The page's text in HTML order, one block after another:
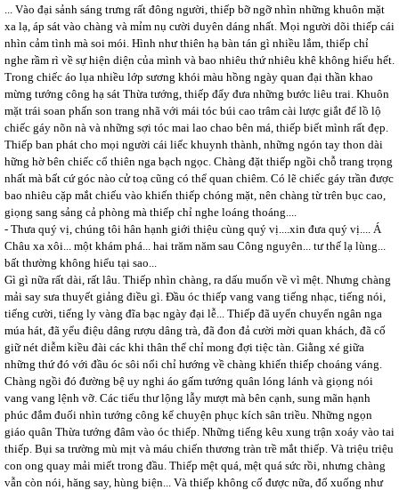
... Vào đại sảnh sáng trưng rất đông người, thiếp bỡ ngỡ nhìn những khuôn mặt
xa lạ, áp sát vào chàng và mỉm nụ cười duyên dáng nhất. Mọi người dõi thiếp cái
nhìn cảm tình mà soi mói. Hình như thiên hạ bàn tán gì nhiều lắm, thiếp chỉ
nghe rầm rì về sự hiện diện của mình và bao nhiêu thứ nhiêu khê không hiểu hết.
Trong chiếc áo lụa nhiều lớp sương khói màu hồng ngày quan đại thần khao
mừng tướng công hạ sát Thừa tướng, thiếp đẩy đưa những bước liêu trai. Khuôn
mặt trái soan phấn son trang nhã với mái tóc búi cao trâm cài lược giắt để lồ lộ
chiếc gáy nõn nà và những sợi tóc mai lao chao bên má, thiếp biết mình rất đẹp.
Thiếp ban phát cho mọi người cái liếc khuynh thành, những ngón tay thon dài
hững hờ bên chiếc cổ thiên nga bạch ngọc. Chàng đặt thiếp ngồi chỗ trang trọng
nhất mà bất cứ góc nào cử toạ cũng có thể quan chiêm. Có lẽ chiếc gáy trần được
bao nhiêu cặp mắt chiếu vào khiến thiếp chóng mặt, nên chàng từ trên bục cao,
giọng sang sảng cả phòng mà thiếp chỉ nghe loáng thoáng....
- Thưa quý vị, chúng tôi hân hạnh giới thiệu cùng quý vị....xin đưa quý vị.... Á
Châu xa xôi... một khám phá... hai trăm năm sau Công nguyên... tư thế lạ lùng...
bất thường không hiểu tại sao...
Gì gì nữa rất dài, rất lâu. Thiếp nhìn chàng, ra dấu muốn về vì mệt. Nhưng chàng
mải say sưa thuyết giảng điều gì. Đầu óc thiếp vang vang tiếng nhạc, tiếng nói,
tiếng cười, tiếng ly vàng đĩa bạc ngày đại lễ... Thiếp đã uyển chuyển ngân nga
múa hát, đã yểu điệu dâng rượu dâng trà, đã đon đả cười mời quan khách, đã cố
giữ nét diễm kiều đài các khi thân thể chỉ mong đợi tiệc tàn. Giằng xé giữa
những thứ đó với đầu óc sôi nổi chỉ hướng về chàng khiến thiếp choáng váng.
Chàng ngồi đó đường bệ uy nghi áo gấm tướng quân lóng lánh và giọng nói
vang vang lệnh vỡ. Các tiểu thư lộng lẫy mượt mà bên cạnh, sung mãn hạnh
phúc đắm đuối nhìn tướng công kể chuyện phục kích sân triều. Những ngọn
giáo quân Thừa tướng đâm vào óc thiếp. Những tiếng kêu xung trận xoáy vào tai
thiếp. Bụi sa trường mù mịt và máu chiến thương tràn trề mắt thiếp. Và triệu triệu
con ong quay mải miết trong đầu. Thiếp mệt quá, mệt quá sức rồi, nhưng chàng
vẫn còn nói, hăng say, hùng biện... Và thiếp không cố được nữa, đổ xuống như